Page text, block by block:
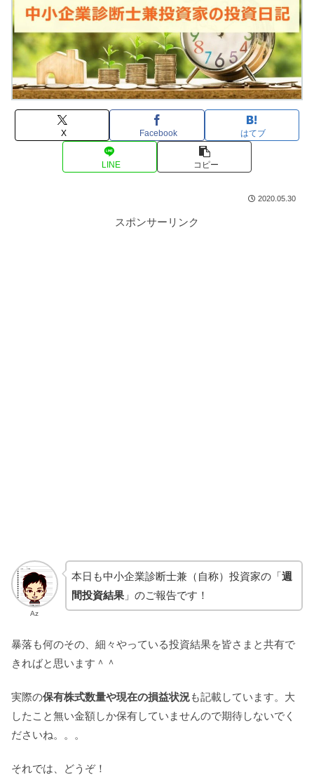
X Facebook はてブ
LINE コピー
2020.05.30
スポンサーリンク
Az
本日も中小企業診断士兼（自称）投資家の「週
間投資結果」のご報告です！
暴落も何のその、細々やっている投資結果を皆さまと共有で
きればと思います＾＾
実際の保有株式数量や現在の損益状況も記載しています。大
したこと無い金額しか保有していませんので期待しないでく
ださいね。。。
それでは、どうぞ！